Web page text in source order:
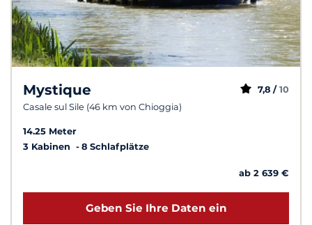
Mystique
Casale sul Sile (46 km von Chioggia)
7,8 / 10
14.25 Meter
3 Kabinen
8 Schlafplätze
ab 2 639 €
Geben Sie Ihre Daten ein